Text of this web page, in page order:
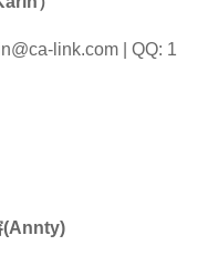
link.com | QQ: 1
(Annty)